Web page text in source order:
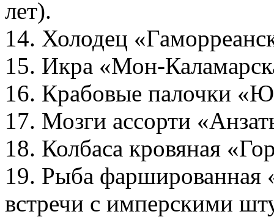
лет).
14. Холодец
15. Икра «Мон-
16. Крабовые палочки
17. Мозги ассорти
18. Колбаса кровяная
19. Рыба фаршированная
встречи с имперскими